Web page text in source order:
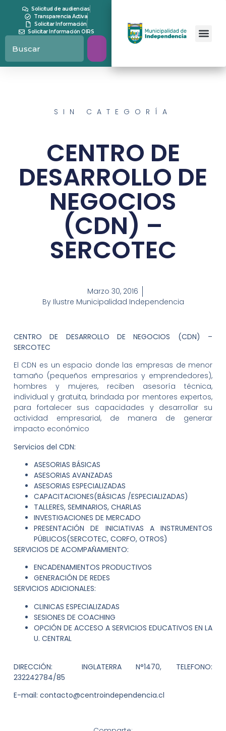
Solicitud de audiencias
Transparencia Activa
Solicitar Información
Solicitar Información OIRS
SIN CATEGORÍA
CENTRO DE
DESARROLLO DE
NEGOCIOS
(CDN) –
SERCOTEC
Marzo 30, 2016
ByIlustre Municipalidad Independencia
CENTRO DE DESARROLLO DE NEGOCIOS (CDN) –
SERCOTEC
El CDN es un espacio donde las empresas de menor
tamaño (pequeños empresarios y emprendedores),
hombres y mujeres, reciben asesoría técnica,
individual y gratuita, brindada por mentores expertos,
para fortalecer sus capacidades y desarrollar su
actividad empresarial, de manera de generar
impacto económico
Servicios del CDN:
ASESORIAS BÁSICAS
ASESORIAS AVANZADAS
ASESORIAS ESPECIALIZADAS
CAPACITACIONES(BÁSICAS /ESPECIALIZADAS)
TALLERES, SEMINARIOS, CHARLAS
INVESTIGACIONES DE MERCADO
PRESENTACIÓN DE INICIATIVAS A INSTRUMENTOS
PÚBLICOS(SERCOTEC, CORFO, OTROS)
SERVICIOS DE ACOMPAÑAMIENTO:
ENCADENAMIENTOS PRODUCTIVOS
GENERACIÓN DE REDES
SERVICIOS ADICIONALES:
CLINICAS ESPECIALIZADAS
SESIONES DE COACHING
OPCIÓN DE ACCESO A SERVICIOS EDUCATIVOS EN LA
U. CENTRAL
DIRECCIÓN: INGLATERRA N°1470, TELEFONO:
232242784/85
E-mail: contacto@centroindependencia.cl